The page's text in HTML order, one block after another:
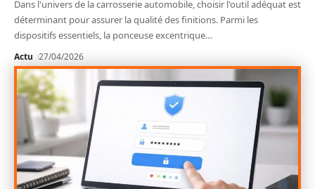
Dans l'univers de la carrosserie automobile, choisir l'outil adéquat est
déterminant pour assurer la qualité des finitions. Parmi les
dispositifs essentiels, la ponceuse excentrique…
Actu 27/04/2026